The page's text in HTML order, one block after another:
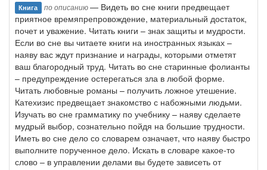
Книга по описанию— Видеть во сне книги предвещает
приятное времяпрепровождение, материальный достаток,
почет и уважение. Читать книги – знак защиты и мудрости.
Если во сне вы читаете книги на иностранных языках –
наяву вас ждут признание и награды, которыми отметят
ваш благородный труд. Читать во сне старинные фолианты
– предупреждение остерегаться зла в любой форме.
Читать любовные романы – получить ложное утешение.
Катехизис предвещает знакомство с набожными людьми.
Изучать во сне грамматику по учебнику – наяву сделаете
мудрый выбор, сознательно пойдя на большие трудности.
Иметь во сне дело со словарем означает, что наяву быстро
выполните порученное дело. Искать в словаре какое-то
слово – в управлении делами вы будете зависеть от